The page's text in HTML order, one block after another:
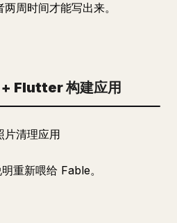
周时间才能写出来。
Flutter 构建应用
片清理应用
重新喂给 Fable。